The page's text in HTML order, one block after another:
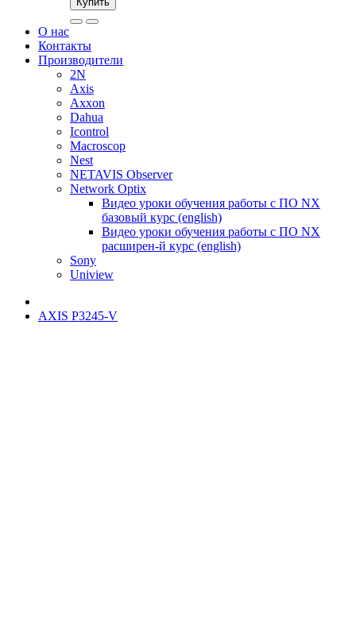
О нас
Контакты
Производители
2N
Axis
Axxon
Dahua
Icontrol
Macroscop
Nest
NETAVIS Observer
Network Optix
Видео уроки обучения работы с ПО NX
базовый курс (english)
Видео уроки обучения работы с ПО NX
расширен-й курс (english)
Sony
Uniview
AXIS P3245-V